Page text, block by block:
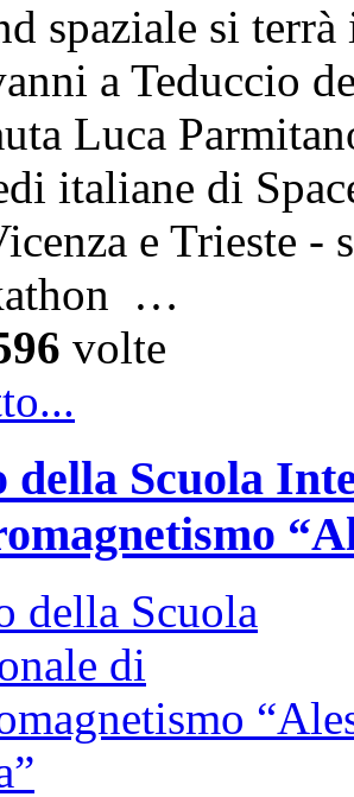
spaziale si
a Teduccio
Luca
italiane di
e Trieste -
…
volte
della Scuola